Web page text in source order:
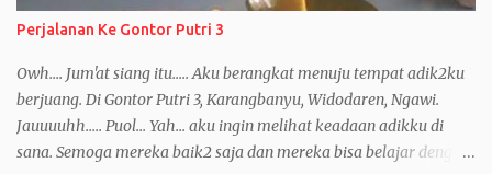
Perjalanan Ke Gontor Putri 3
Owh.... Jum'at siang itu..... Aku berangkat menuju tempat adik2ku
berjuang. Di Gontor Putri 3, Karangbanyu, Widodaren, Ngawi.
Jauuuuhh..... Puol... Yah... aku ingin melihat keadaan adikku di
sana. Semoga mereka baik2 saja dan mereka bisa belajar dengan